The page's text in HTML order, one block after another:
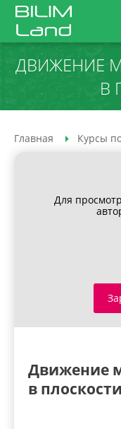
ДВИЖЕНИЕ
В
Главная Курсы
Для
Движение
в плоскости